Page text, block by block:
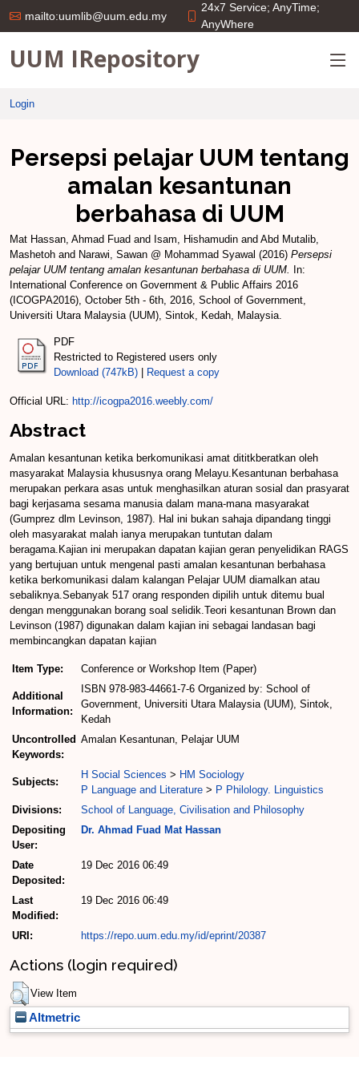
mailto:uumlib@uum.edu.my
24x7 Service; AnyTime;
AnyWhere
UUM IRepository
Login
Persepsi pelajar UUM tentang
amalan kesantunan
berbahasa di UUM
Mat Hassan, Ahmad Fuad and Isam, Hishamudin and Abd Mutalib,
Mashetoh and Narawi, Sawan @ Mohammad Syawal (2016) Persepsi
pelajar UUM tentang amalan kesantunan berbahasa di UUM.
In:
International Conference on Government & Public Affairs 2016
(ICOGPA2016), October 5th - 6th, 2016, School of Government,
Universiti Utara Malaysia (UUM), Sintok, Kedah, Malaysia.
PDF
Restricted to Registered users only
Download (747kB)
Request a copy
Official URL: http://icogpa2016.weebly.com/
Abstract
Amalan kesantunan ketika berkomunikasi amat dititkberatkan oleh
masyarakat Malaysia khususnya orang Melayu.Kesantunan berbahasa
merupakan perkara asas untuk menghasilkan aturan sosial dan prasyarat
bagi kerjasama sesama manusia dalam mana-mana masyarakat
(Gumprez dlm Levinson, 1987). Hal ini bukan sahaja dipandang tinggi
oleh masyarakat malah ianya merupakan tuntutan dalam
beragama.Kajian ini merupakan dapatan kajian geran penyelidikan RAGS
yang bertujuan untuk mengenal pasti amalan kesantunan berbahasa
ketika berkomunikasi dalam kalangan Pelajar UUM diamalkan atau
sebaliknya.Sebanyak 517 orang responden dipilih untuk ditemu bual
dengan menggunakan borang soal selidik.Teori kesantunan Brown dan
Levinson (1987) digunakan dalam kajian ini sebagai landasan bagi
membincangkan dapatan kajian
Item Type: Conference or Workshop Item (Paper)
Additional
Information:
ISBN 978-983-44661-7-6 Organized by: School of
Government, Universiti Utara Malaysia (UUM), Sintok,
Kedah
Uncontrolled
Keywords:
Amalan Kesantunan, Pelajar UUM
Subjects:
H Social Sciences > HM Sociology
P Language and Literature > P Philology. Linguistics
Divisions:
School of Language, Civilisation and Philosophy
Depositing
User:
Dr. Ahmad Fuad Mat Hassan
Date
Deposited:
19 Dec 2016 06:49
Last
Modified:
19 Dec 2016 06:49
URI: https://repo.uum.edu.my/id/eprint/20387
Actions (login required)
View Item
Altmetric